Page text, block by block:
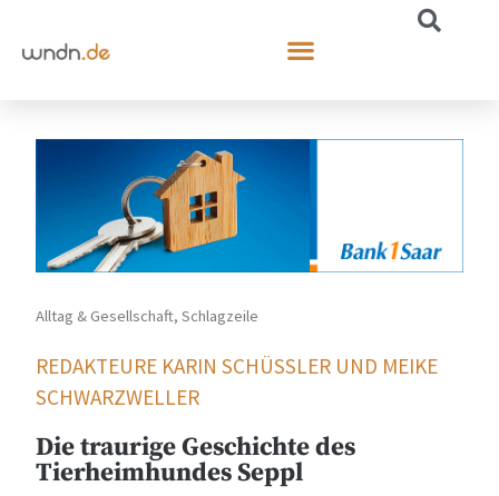
Alltag & Gesellschaft,Schlagzeile
REDAKTEURE KARIN SCHÜSSLER UND MEIKE S
CHWARZWELLER
Die traurige Geschichte des
Tierheimhundes Seppl